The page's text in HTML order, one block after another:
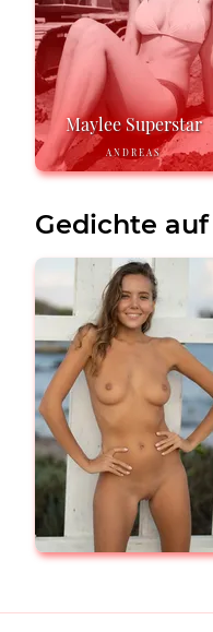
Maylee Superstar
ANDREAS
Gedichte